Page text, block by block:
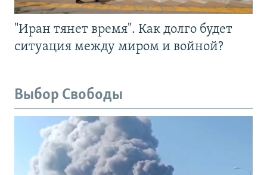
"Иран тянет время". Как долго будет
ситуация между миром и войной?
Выбор Свободы